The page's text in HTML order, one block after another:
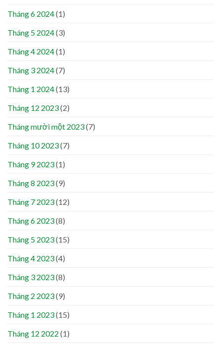
Tháng 6 2024(1)
Tháng 5 2024(3)
Tháng 4 2024(1)
Tháng 3 2024(7)
Tháng 1 2024(13)
Tháng 12 2023(2)
Tháng mười một 2023(7)
Tháng 10 2023(7)
Tháng 9 2023(1)
Tháng 8 2023(9)
Tháng 7 2023(12)
Tháng 6 2023(8)
Tháng 5 2023(15)
Tháng 4 2023(4)
Tháng 3 2023(8)
Tháng 2 2023(9)
Tháng 1 2023(15)
Tháng 12 2022 (1)